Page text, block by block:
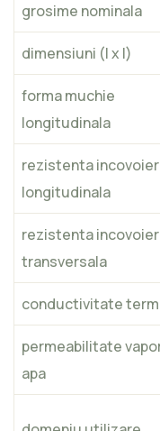
grosime nominala
dimensiuni (l x l)
forma muchie
longitudinala
rezistenta
longitudinala
rezistenta
transversala
conductivitate
permeabilitate
apa